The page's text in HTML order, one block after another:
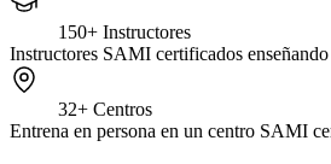
150+ Instructores
Instructores SAMI certificados
32+ Centros
Entrena en persona en un centro SAMI